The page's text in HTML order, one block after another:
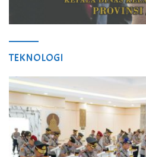
TEKNOLOGI